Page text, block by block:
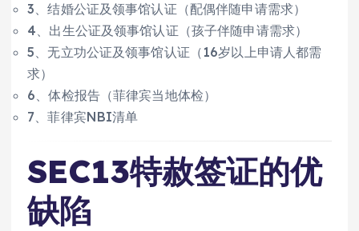
3、结婚公证及领事馆认证（配偶伴随申请需求）
4、出生公证及领事馆认证（孩子伴随申请需求）
5、无立功公证及领事馆认证（16岁以上申请人都需
求）
6、体检报告（菲律宾当地体检）
7、菲律宾NBI清单
SEC13特赦签证的优
缺陷